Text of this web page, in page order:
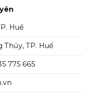
Huế
Thủy, TP. Huế
775 665